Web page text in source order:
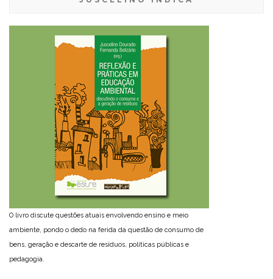
O livro discute questões atuais envolvendo ensino e meio
ambiente, pondo o dedo na ferida da questão de consumo de
bens, geração e descarte de resíduos, políticas públicas e
pedagogia.